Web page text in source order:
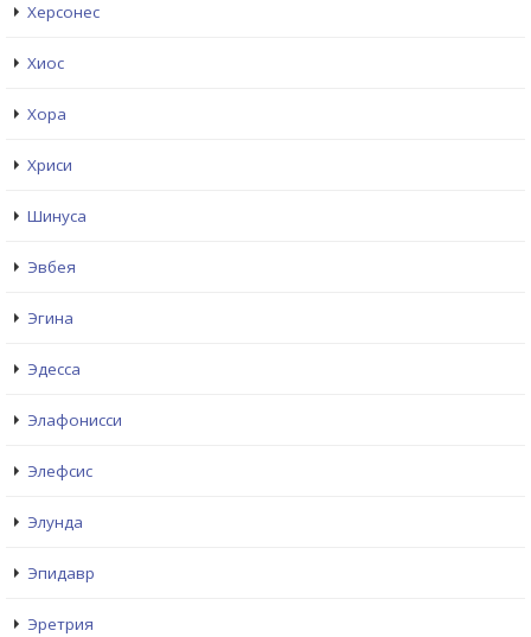
Херсонес
Хиос
Хора
Хриси
Шинуса
Эвбея
Эгина
Эдесса
Элафонисси
Элефсис
Элунда
Эпидавр
Эретрия